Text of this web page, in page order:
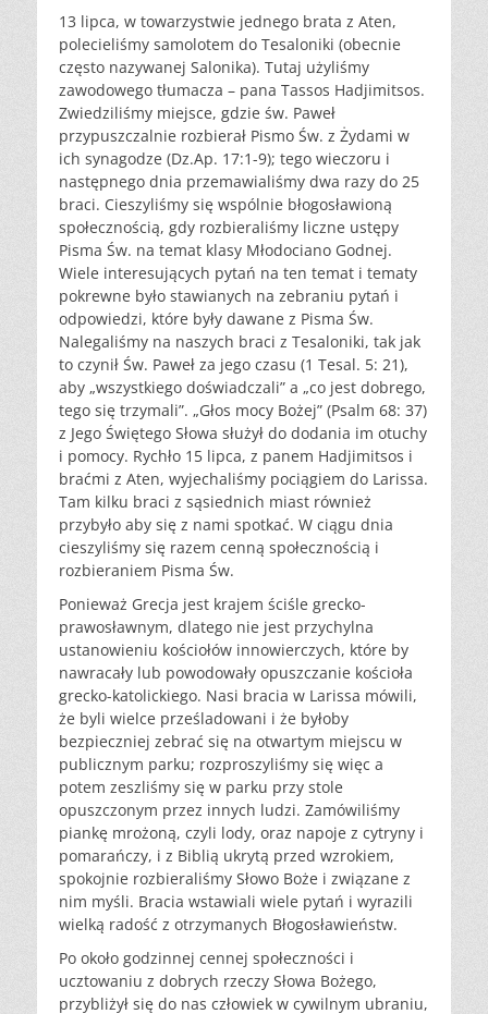
13 lipca, w towarzystwie jednego brata z Aten,
polecieliśmy samolotem do Tesaloniki (obecnie
często nazywanej Salonika). Tutaj użyliśmy
zawodowego tłumacza – pana Tassos Hadjimitsos.
Zwiedziliśmy miejsce, gdzie św. Paweł
przypuszczalnie rozbierał Pismo Św. z Żydami w
ich synagodze (Dz.Ap. 17:1-9); tego wieczoru i
następnego dnia przemawialiśmy dwa razy do 25
braci. Cieszyliśmy się wspólnie błogosławioną
społecznością, gdy rozbieraliśmy liczne ustępy
Pisma Św. na temat klasy Młodociano Godnej.
Wiele interesujących pytań na ten temat i tematy
pokrewne było stawianych na zebraniu pytań i
odpowiedzi, które były dawane z Pisma Św.
Nalegaliśmy na naszych braci z Tesaloniki, tak jak
to czynił Św. Paweł za jego czasu (1 Tesal. 5: 21),
aby „wszystkiego doświadczali” a „co jest dobrego,
tego się trzymali”. „Głos mocy Bożej” (Psalm 68: 37)
z Jego Świętego Słowa służył do dodania im otuchy
i pomocy. Rychło 15 lipca, z panem Hadjimitsos i
braćmi z Aten, wyjechaliśmy pociągiem do Larissa.
Tam kilku braci z sąsiednich miast również
przybyło aby się z nami spotkać. W ciągu dnia
cieszyliśmy się razem cenną społecznością i
rozbieraniem Pisma Św.
Ponieważ Grecja jest krajem ściśle grecko-
prawosławnym, dlatego nie jest przychylna
ustanowieniu kościołów innowierczych, które by
nawracały lub powodowały opuszczanie kościoła
grecko-katolickiego. Nasi bracia w Larissa mówili,
że byli wielce prześladowani i że byłoby
bezpieczniej zebrać się na otwartym miejscu w
publicznym parku; rozproszyliśmy się więc a
potem zeszliśmy się w parku przy stole
opuszczonym przez innych ludzi. Zamówiliśmy
piankę mrożoną, czyli lody, oraz napoje z cytryny i
pomarańczy, i z Biblią ukrytą przed wzrokiem,
spokojnie rozbieraliśmy Słowo Boże i związane z
nim myśli. Bracia wstawiali wiele pytań i wyrazili
wielką radość z otrzymanych Błogosławieństw.
Po około godzinnej cennej społeczności i
ucztowaniu z dobrych rzeczy Słowa Bożego,
przybliżył się do nas człowiek w cywilnym ubraniu,